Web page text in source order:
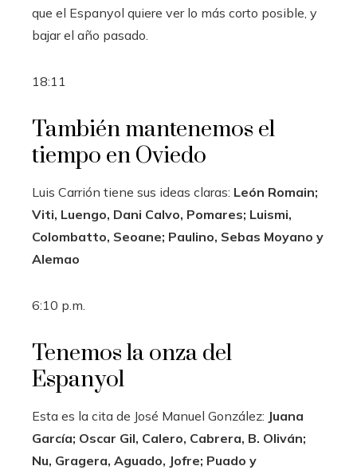
que el Espanyol quiere ver lo más corto posible, y
bajar el año pasado.
18:11
También mantenemos el
tiempo en Oviedo
Luis Carrión tiene sus ideas claras: León Romain;
Viti, Luengo, Dani Calvo, Pomares; Luismi,
Colombatto, Seoane; Paulino, Sebas Moyano y
Alemao
6:10 p.m.
Tenemos la onza del
Espanyol
Esta es la cita de José Manuel González: Juana
García; Oscar Gil, Calero, Cabrera, B. Oliván;
Nu, Gragera, Aguado, Jofre; Puado y